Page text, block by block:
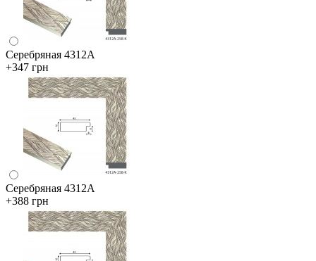
Серебряная 4312А
+347 грн
Серебряная 4312А
+388 грн